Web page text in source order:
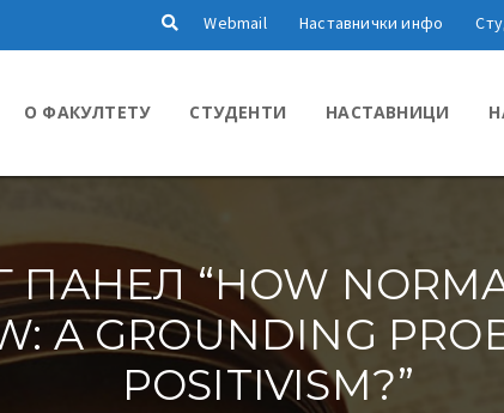
Webmail Наставнички инфо
О ФАКУЛТЕТУ СТУДЕНТИ НАСТАВНИЦИ
“HOW
A GROUNDING
POSITIVISM?”